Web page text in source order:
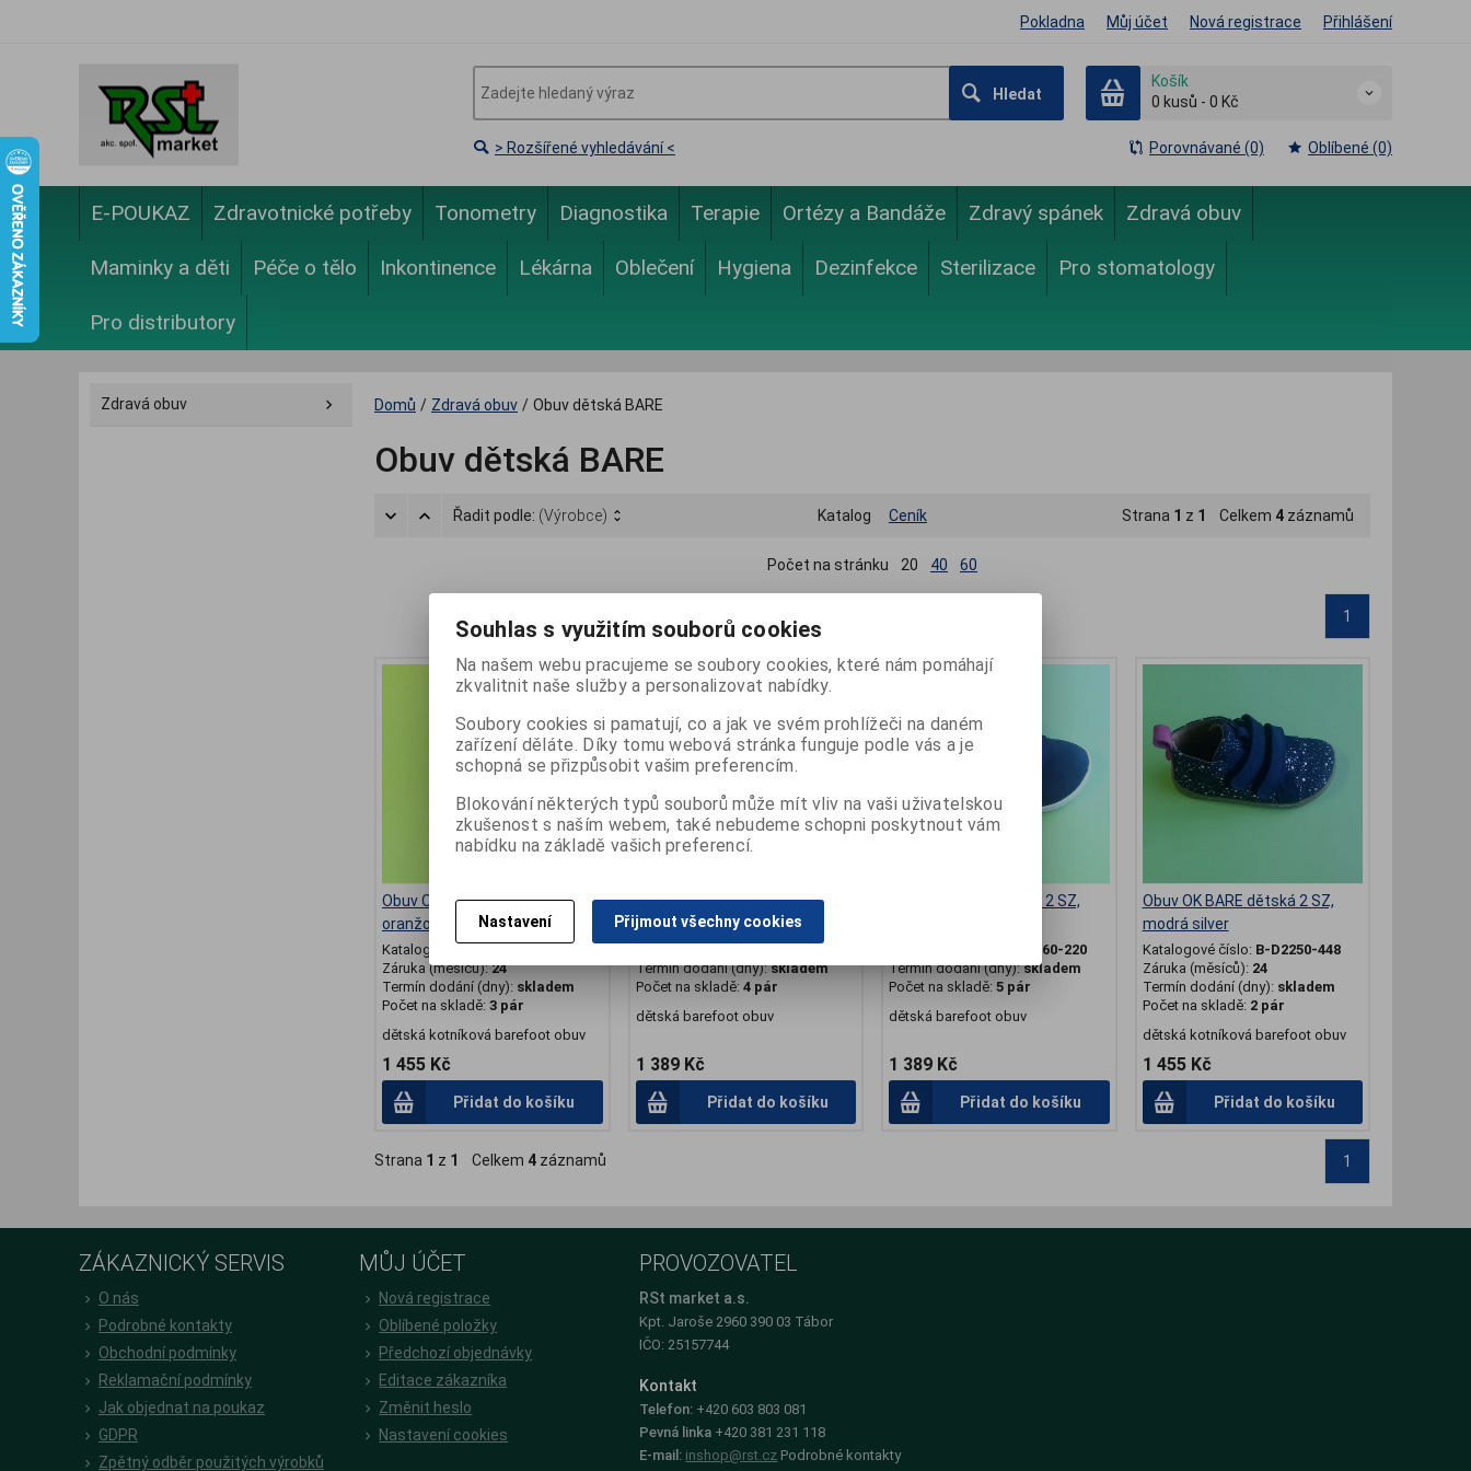
Pokladna Můj účet Nová registrace Přihlášení
Hledat
Košík
0 kusů - 0 Kč
> Rozšířené vyhledávání < Porovnávané (0) Oblíbené (0)
E-POUKAZ Zdravotnické potřeby Tonometry Diagnostika Terapie Ortézy a Bandáže Zdravý spánek Zdravá obuv
Maminky a děti Péče o tělo Inkontinence Lékárna Oblečení Hygiena Dezinfekce Sterilizace Pro stomatology
Pro distributory
Zdravá obuv Domů / Zdravá obuv / Obuv dětská BARE
Obuv dětská BARE
Řadit podle: (Výrobce) Katalog Ceník Strana 1 z 1 Celkem 4 záznamů
Počet na stránku 20 40 60
1
Obuv OK BARE dětská 2 SZ,
oranžová
Katalogové číslo:
Záruka (měsíců):24
Termín dodání (dny): skladem
Počet na skladě: 3 pár
dětská kotníková barefoot obuv
1 455 Kč
Přidat do košíku
Obuv OK BARE dětská 2 SZ,
béžová
Termín dodání (dny):skladem
Počet na skladě: 4 pár
dětská barefoot obuv
1 389 Kč
Přidat do košíku
Obuv OK BARE dětská 2 SZ,
B-D2260-220
Termín dodání (dny):skladem
Počet na skladě: 5 pár
dětská barefoot obuv
1 389 Kč
Přidat do košíku
Obuv OK BARE dětská 2 SZ,
modrá silver
Katalogové číslo: B-D2250-448
Záruka (měsíců): 24
Termín dodání (dny): skladem
Počet na skladě: 2 pár
dětská kotníková barefoot obuv
1 455 Kč
Přidat do košíku
Strana 1 z 1 Celkem 4 záznamů 1
ZÁKAZNICKÝ SERVIS
O nás
Podrobné kontakty
Obchodní podmínky
Reklamační podmínky
Jak objednat na poukaz
GDPR
Zpětný odběr použitých výrobků
MŮJ ÚČET
Nová registrace
Oblíbené položky
Předchozí objednávky
Editace zákazníka
Změnit heslo
Nastavení cookies
PROVOZOVATEL
RSt market a.s.
Kpt. Jaroše 2960 390 03 Tábor
IČO: 25157744
Kontakt
Telefon: +420 603 803 081
Pevná linka +420 381 231 118
E-mail: inshop@rst.cz Podrobné kontakty
Souhlas s využitím souborů cookies
Na našem webu pracujeme se soubory cookies, které nám pomáhají
zkvalitnit naše služby a personalizovat nabídky.
Soubory cookies si pamatují, co a jak ve svém prohlížeči na daném
zařízení děláte. Díky tomu webová stránka funguje podle vás a je
schopná se přizpůsobit vašim preferencím.
Blokování některých typů souborů může mít vliv na vaši uživatelskou
zkušenost s naším webem, také nebudeme schopni poskytnout vám
nabídku na základě vašich preferencí.
Nastavení Přijmout všechny cookies